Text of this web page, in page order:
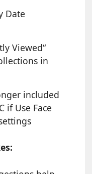
Date
Viewed“
in
included
if Use Face